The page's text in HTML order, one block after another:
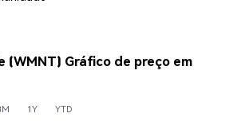
(WMNT) Gráfico de preço em
1Y YTD